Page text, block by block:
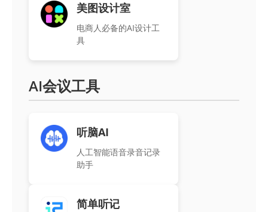
美图设计室
电商人必备的AI设计工
具
AI会议工具
听脑AI
人工智能语音录音记录
助手
简单听记